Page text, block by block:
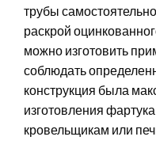
трубы
раскрой
можно изготовить
соблюдать
конструкция была
изготовления
кровельщикам или